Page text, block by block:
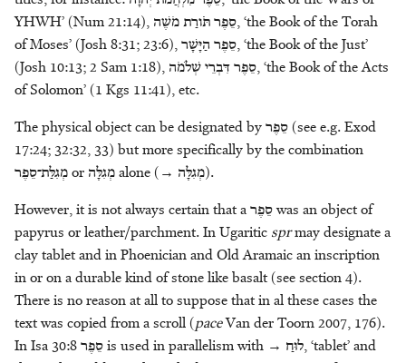
YHWH’ (Num 21:14), מֹשֶׁהתֹֹּורַתסֵפֶר, ‘the Book of the Torah
of Moses’ (Josh 8:31; 23:6),הַיָּשָׁר סֵפֶר, ‘the Book of the Just’
(Josh 10:13; 2 Sam 1:18), שְׁלֹמֹהדִּבְרֵיסֵפֶר, ‘the Book of the Acts
of Solomon’ (1 Kgs 11:41), etc.
The physical object can be designated byסֵפֶר(see e.g. Exod
17:24; 32:32, 33) but more specifically by the combination
מְגִלַּת־סֵפֶרor מְגִלָּהalone (→ מְגִלָּה).
However, it is not always certain that aסֵפֶרwas an object of
papyrus or leather/parchment. In Ugaritic sprmay designate a
clay tablet and in Phoenician and Old Aramaic an inscription
in or on a durable kind of stone like basalt (see section 4).
There is no reason at all to suppose that in al these cases the
text was copied from a scroll (paceVan der Toorn 2007, 176).
In Isa 30:8סֵפֶרis used in parallelism with → לוּחַ, ‘tablet’ and